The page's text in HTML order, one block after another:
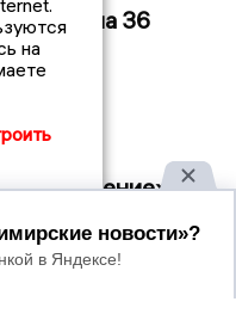
на 36
«Поколение»
в суд
на